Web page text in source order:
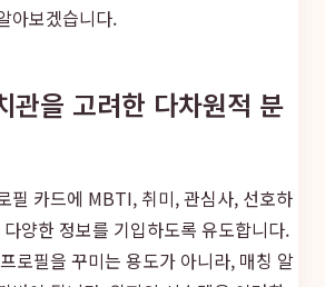
아보겠습니다.
관을 고려한 다차원적 분
필 카드에 MBTI, 취미, 관심사, 선호하
양한 정보를 기입하도록 유도합니다.
로필을 꾸미는 용도가 아니라, 매칭 알